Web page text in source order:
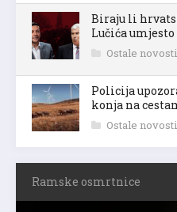
Biraju li
Lučića
Ostale novosti
Policija
konja na
Ostale novosti
Ramske osmrtnice